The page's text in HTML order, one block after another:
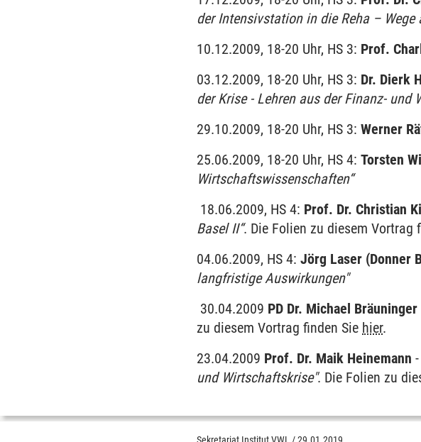
der Intensivstation in die Reha –
10.12.2009, 18-20 Uhr, HS 3: Prof.
03.12.2009, 18-20 Uhr, HS 3: Dr. Dierk
der Krise - Lehren aus der Finanz- und
29.10.2009, 18-20 Uhr, HS 3: Werner
25.06.2009, 18-20 Uhr, HS 4:Torsten
Wirtschaftswissenschaften“
18.06.2009, HS 4: Prof. Dr. Christian
Basel II“. Die Folien zu diesem Vortrag
04.06.2009, HS 4:Jörg Laser (Donner
langfristige Auswirkungen"
30.04.2009 PD Dr. Michael Bräuninger
zu diesem Vortrag finden Sie hier.
23.04.2009 Prof. Dr. Maik Heinemann -
und Wirtschaftskrise". Die Folien zu